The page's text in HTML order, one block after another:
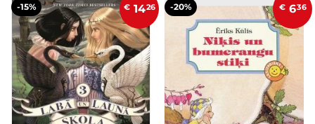
-15% € 1426 -20% € 636